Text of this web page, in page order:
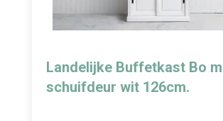
Landelijke Buffetkast Bo
schuifdeur wit 126cm.